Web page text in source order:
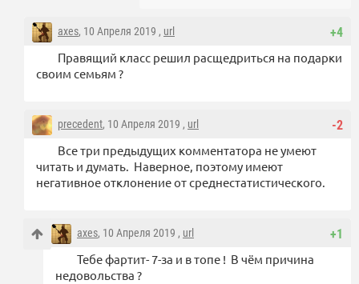
+4
axes, 10 Апреля 2019 , url
Правящий класс решил расщедриться на подарки
своим семьям ?
-2
precedent, 10 Апреля 2019 , url
Все три предыдущих комментатора не умеют
читать и думать. Наверное, поэтому имеют
негативное отклонение от среднестатистического.
+1
axes, 10 Апреля 2019 , url
Тебе фартит- 7-за и в топе ! В чём причина
недовольства ?